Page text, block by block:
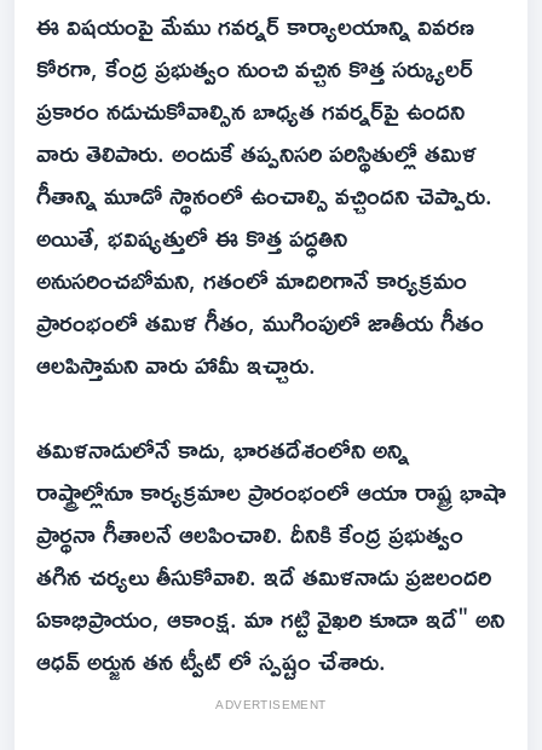
ఈ విషయంపై మేము గవర్నర్ కార్యాలయాన్ని వివరణ
కోరగా, కేంద్ర ప్రభుత్వం నుంచి వచ్చిన కొత్త సర్క్యులర్
ప్రకారం నడుచుకోవాల్సిన బాధ్యత గవర్నర్‌పై ఉందని
వారు తెలిపారు. అందుకే తప్పనిసరి పరిస్థితుల్లో తమిళ
గీతాన్ని మూడో స్థానంలో ఉంచాల్సి వచ్చిందని చెప్పారు.
అయితే, భవిష్యత్తులో ఈ కొత్త పద్ధతిని
అనుసరించబోమని, గతంలో మాదిరిగానే కార్యక్రమం
ప్రారంభంలో తమిళ గీతం, ముగింపులో జాతీయ గీతం
ఆలపిస్తామని వారు హామీ ఇచ్చారు.
తమిళనాడులోనే కాదు, భారతదేశంలోని అన్ని
రాష్ట్రాల్లోనూ కార్యక్రమాల ప్రారంభంలో ఆయా రాష్ట్ర భాషా
ప్రార్థనా గీతాలనే ఆలపించాలి. దీనికి కేంద్ర ప్రభుత్వం
తగిన చర్యలు తీసుకోవాలి. ఇదే తమిళనాడు ప్రజలందరి
ఏకాభిప్రాయం, ఆకాంక్ష. మా గట్టి వైఖరి కూడా ఇదే" అని
ఆధవ్ అర్జున తన ట్వీట్ లో స్పష్టం చేశారు.
ADVERTISEMENT